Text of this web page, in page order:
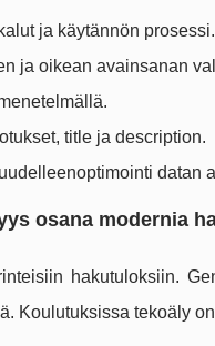
ja käytännön prosessi.
ja oikean avainsanan
title ja description.
datan
osana modernia
hakutuloksiin.
Koulutuksissa tekoäly